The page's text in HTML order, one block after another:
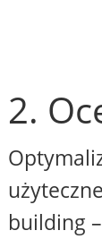
2.
building